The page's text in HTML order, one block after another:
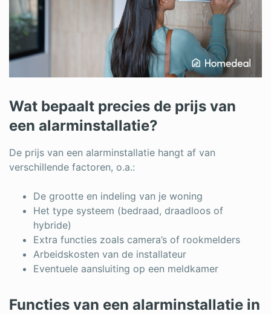
Wat bepaalt precies de prijs van
een alarminstallatie?
De prijs van een alarminstallatie hangt af van
verschillende factoren, o.a.:
De grootte en indeling van je woning
Het type systeem (bedraad, draadloos of
hybride)
Extra functies zoals camera’s of rookmelders
Arbeidskosten van de installateur
Eventuele aansluiting op een meldkamer
Functies van een alarminstallatie in